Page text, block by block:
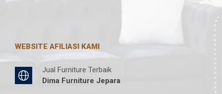
WEBSITE AFILIASI KAMI
Jual Furniture Terbaik
Dima Furniture Jepara